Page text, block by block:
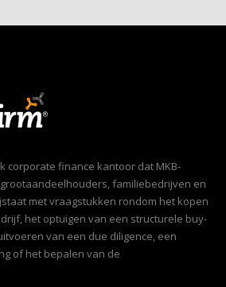
corporate finance kantoor dat MKB-
familiebedrijven en
met vraagstukken rondom het kopen
het optuigen van een structurele buy-
van een due diligence, een
of het bepalen van de